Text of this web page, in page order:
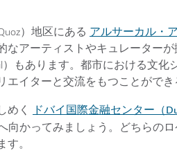
）地区にある アルサーカル・
アーティストやキュレーター
もあります。都市における文
イターと交流をもつことができ
めく ドバイ国際金融センター（
向かってみましょう。どちらの
。